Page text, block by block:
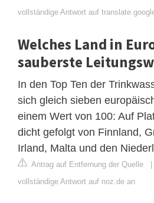
vollständige Antwort auf
Welches Land in
sauberste
In den Top Ten der
sich gleich sieben
einem Wert von 100: Auf
dicht gefolgt von Finnland,
Irland, Malta und den
Antrag auf Entfernung der Quelle
vollständige Antwort auf noz.de an